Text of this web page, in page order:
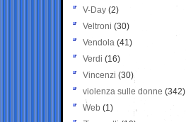
V-Day (2)
Veltroni (30)
Vendola (41)
Verdi (16)
Vincenzi (30)
violenza sulle donne (342)
Web (1)